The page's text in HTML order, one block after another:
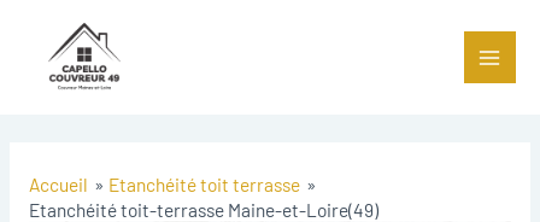
Accueil
Etanchéité toit terrasse
Etanchéité toit-terrasse Maine-et-Loire(49)